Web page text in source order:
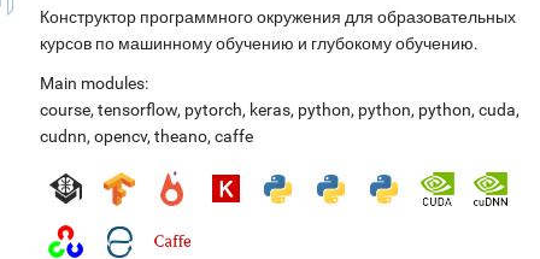
Конструктор программного окружения для образовательных
курсов по машинному обучению и глубокому обучению.
Main modules:
course, tensorflow, pytorch, keras, python, python, python, cuda,
cudnn, opencv, theano, caffe